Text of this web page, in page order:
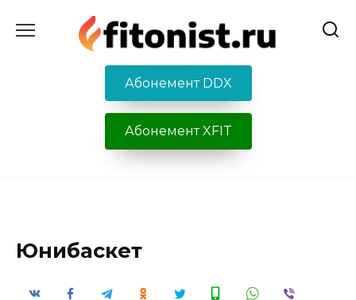
содержанию
Абонемент DDX
Абонемент XFIT
Юнибаскет